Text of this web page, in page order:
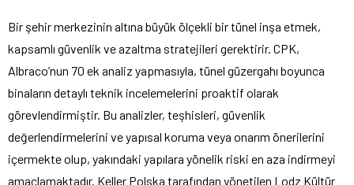
Bir şehir merkezinin altına büyük ölçekli bir tünel inşa etmek,
kapsamlı güvenlik ve azaltma stratejileri gerektirir. CPK,
Albraco’nun 70 ek analiz yapmasıyla, tünel güzergahı boyunca
binaların detaylı teknik incelemelerini proaktif olarak
görevlendirmiştir. Bu analizler, teşhisleri, güvenlik
değerlendirmelerini ve yapısal koruma veya onarım önerilerini
içermekte olup, yakındaki yapılara yönelik riski en aza indirmeyi
amaçlamaktadır. Keller Polska tarafından yönetilen Lodz Kültür